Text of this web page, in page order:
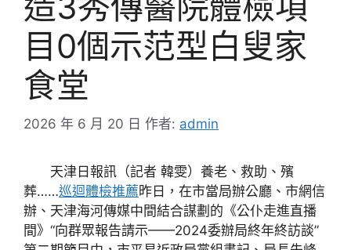
目0個示范型白叟家
食堂
2026 年 6 月 20 日 作者: admin
天津日報訊（記者 韓雯）養老、救助、殯
葬……巡迴體檢推薦昨日，在市當局辦公廳、市網信
辦、天津海河傳媒中間結合謀劃的《公仆走進直播
間》“向群眾報告請示——2024委辦局終年終訪談”